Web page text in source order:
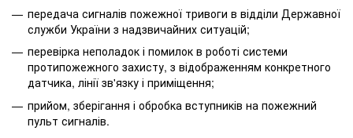
передача сигналів пожежної тривоги в відділи Державної
служби України з надзвичайних ситуацій;
перевірка неполадок і помилок в роботі системи
протипожежного захисту, з відображенням конкретного
датчика, лінії зв'язку і приміщення;
прийом, зберігання і обробка вступників на пожежний
пульт сигналів.